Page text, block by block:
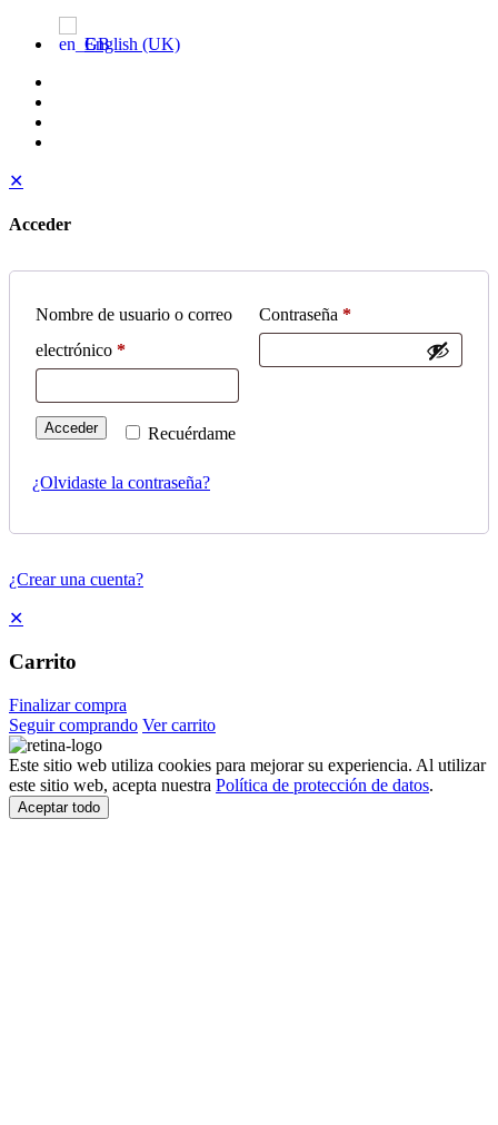
English (UK)
✕
Acceder
Nombre de usuario o correo
electrónico *
Contraseña *
Recuérdame
Acceder
¿Olvidaste la contraseña?
¿Crear una cuenta?
✕
Carrito
Finalizar compra
Seguir comprando Ver carrito
Este sitio web utiliza cookies para mejorar su experiencia. Al utilizar
este sitio web, acepta nuestra Política de protección de datos.
Aceptar todo